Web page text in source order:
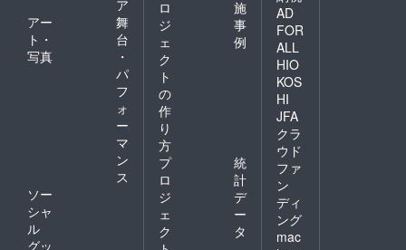
ア
アー
ト・
写真
舞
台
・
パ
フ
ォ
ー
マ
ン
ス
ソー
シャ
ル
グッ
ロ
ジ
ェ
ク
ト
の
作
り
方
施
事
例
プ
ロ
ジ
ェ
ク
統
計
デ
ー
タ
AD
FOR
ALL
HIO
KOS
HI
JFA
クラ
ウド
ファ
ン
ディ
ング
mac